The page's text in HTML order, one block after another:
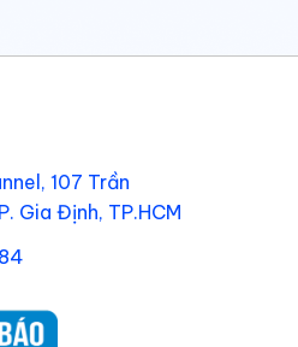
107 Trần
Gia Định, TP.HCM